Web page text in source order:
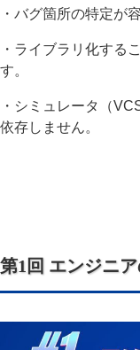
・バグ箇所の特定が
・ライブラリ化する
す。
・シミュレータ（
依存しません。
第1回 エンジニ